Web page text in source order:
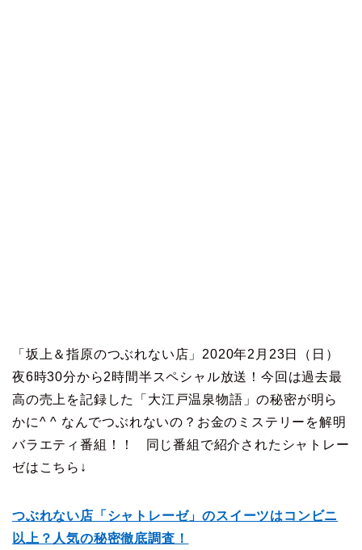
「坂上＆指原のつぶれない店」2020年2月23日（日）
夜6時30分から2時間半スペシャル放送！今回は過去最
高の売上を記録した「大江戸温泉物語」の秘密が明ら
かに^ ^ なんでつぶれないの？お金のミステリーを解明
バラエティ番組！！ 同じ番組で紹介されたシャトレー
ゼはこちら↓
つぶれない店「シャトレーゼ」のスイーツはコンビニ
以上？人気の秘密徹底調査！